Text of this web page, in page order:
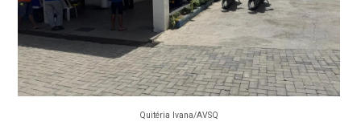
Quitéria Ivana/AVSQ